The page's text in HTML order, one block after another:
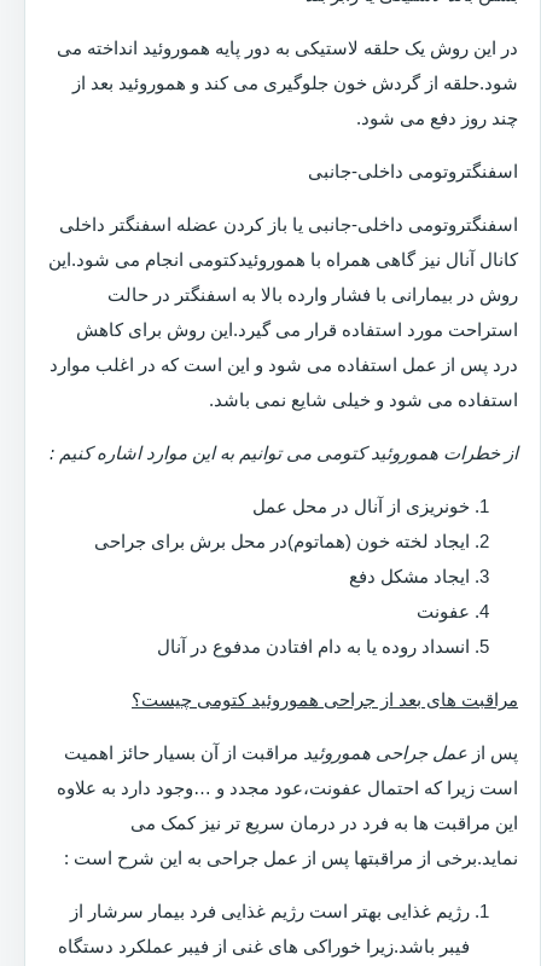
در این روش یک حلقه لاستیکی به دور پایه هموروئید انداخته می
شود.حلقه از گردش خون جلوگیری می کند و هموروئید بعد از
چند روز دفع می شود.
اسفنگتروتومی داخلی-جانبی
اسفنگتروتومی داخلی-جانبی یا باز کردن عضله اسفنگتر داخلی
کانال آنال نیز گاهی همراه با هموروئیدکتومی انجام می شود.این
روش در بیمارانی با فشار وارده بالا به اسفنگتر در حالت
استراحت مورد استفاده قرار می گیرد.این روش برای کاهش
درد پس از عمل استفاده می شود و این است که در اغلب موارد
استفاده می شود و خیلی شایع نمی باشد.
از خطرات هموروئید کتومی می توانیم به این موارد اشاره کنیم :
خونریزی از آنال در محل عمل
ایجاد لخته خون (هماتوم)در محل برش برای جراحی
ایجاد مشکل دفع
عفونت
انسداد روده یا به دام افتادن مدفوع در آنال
مراقبت های بعد از جراحی هموروئید کتومی چیست؟
پس از عمل جراحی هموروئید مراقبت از آن بسیار حائز اهمیت
است زیرا که احتمال عفونت،عود مجدد و …وجود دارد به علاوه
این مراقبت ها به فرد در درمان سریع تر نیز کمک می
نماید.برخی از مراقبتها پس از عمل جراحی به این شرح است :
رژیم غذایی بهتر است رژیم غذایی فرد بیمار سرشار از
فیبر باشد.زیرا خوراکی های غنی از فیبر عملکرد دستگاه